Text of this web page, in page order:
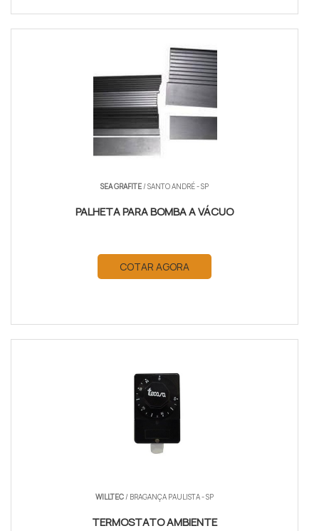
SEA GRAFITE/ SANTO ANDRÉ - SP
PALHETA PARA BOMBA A VÁCUO
COTAR AGORA
WILLTEC/ BRAGANÇA PAULISTA - SP
TERMOSTATO AMBIENTE